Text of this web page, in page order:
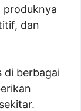
produknya
dan
di berbagai